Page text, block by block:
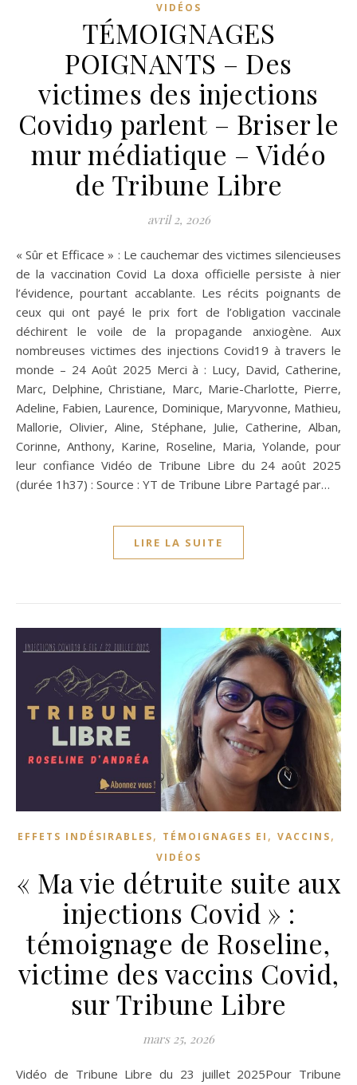
VIDÉOS
TÉMOIGNAGES
POIGNANTS – Des
victimes des injections
Covid19 parlent – Briser le
mur médiatique – Vidéo
de Tribune Libre
avril 2, 2026
« Sûr et Efficace » : Le cauchemar des victimes silencieuses
de la vaccination Covid La doxa officielle persiste à nier
l’évidence, pourtant accablante. Les récits poignants de
ceux qui ont payé le prix fort de l’obligation vaccinale
déchirent le voile de la propagande anxiogène. Aux
nombreuses victimes des injections Covid19 à travers le
monde – 24 Août 2025 Merci à : Lucy, David, Catherine,
Marc, Delphine, Christiane, Marc, Marie-Charlotte, Pierre,
Adeline, Fabien, Laurence, Dominique, Maryvonne, Mathieu,
Mallorie, Olivier, Aline, Stéphane, Julie, Catherine, Alban,
Corinne, Anthony, Karine, Roseline, Maria, Yolande, pour
leur confiance Vidéo de Tribune Libre du 24 août 2025
(durée 1h37) : Source : YT de Tribune Libre Partagé par…
LIRE LA SUITE
EFFETS INDÉSIRABLES, TÉMOIGNAGES EI , VACCINS,
VIDÉOS
« Ma vie détruite suite aux
injections Covid » :
témoignage de Roseline,
victime des vaccins Covid,
sur Tribune Libre
mars 25, 2026
Vidéo de Tribune Libre du 23 juillet 2025Pour Tribune